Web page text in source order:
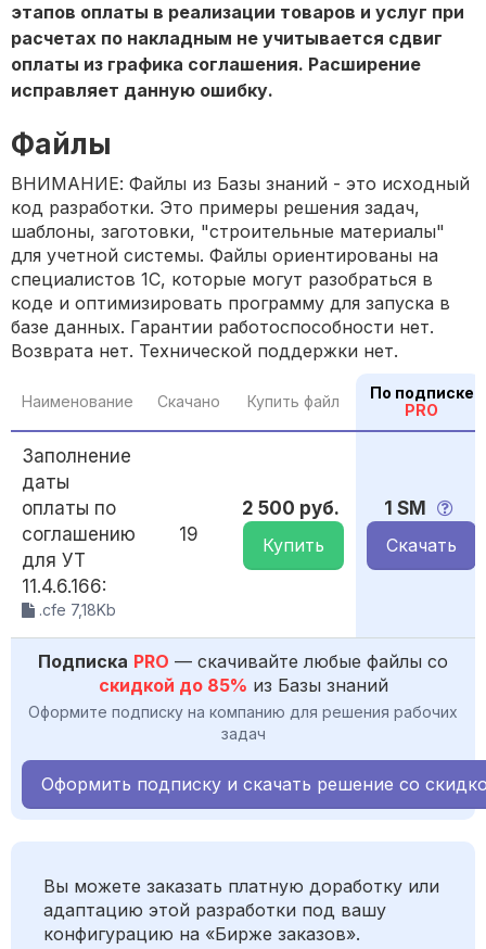
этапов оплаты в реализации товаров и услуг при
расчетах по накладным не учитывается сдвиг
оплаты из графика соглашения. Расширение
исправляет данную ошибку.
Файлы
ВНИМАНИЕ: Файлы из Базы знаний - это исходный
код разработки. Это примеры решения задач,
шаблоны, заготовки, "строительные материалы"
для учетной системы. Файлы ориентированы на
специалистов 1С, которые могут разобраться в
коде и оптимизировать программу для запуска в
базе данных. Гарантии работоспособности нет.
Возврата нет. Технической поддержки нет.
Наименование Скачано Купить файл
По подписке
PRO
Заполнение
даты
оплаты по
соглашению
для УТ
11.4.6.166:
.cfe 7,18Kb
19
2 500 руб.
Купить
1 SM
Скачать
Подписка PRO — скачивайте любые файлы со
скидкой до 85% из Базы знаний
Оформите подписку на компанию для решения рабочих
задач
Оформить подписку и скачать решение со
Вы можете заказать платную доработку или
адаптацию этой разработки под вашу
конфигурацию на «Бирже заказов».